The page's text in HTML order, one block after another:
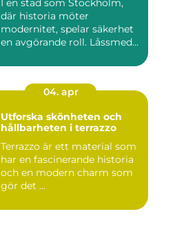
I en stad som Stockholm,
där historia möter
modernitet, spelar säkerhet
en avgörande roll. Låssmed
04. apr
Utforska skönheten och
hållbarheten i terrazzo
Terrazzo är ett material som
har en fascinerande historia
och en modern charm som
gör det ...